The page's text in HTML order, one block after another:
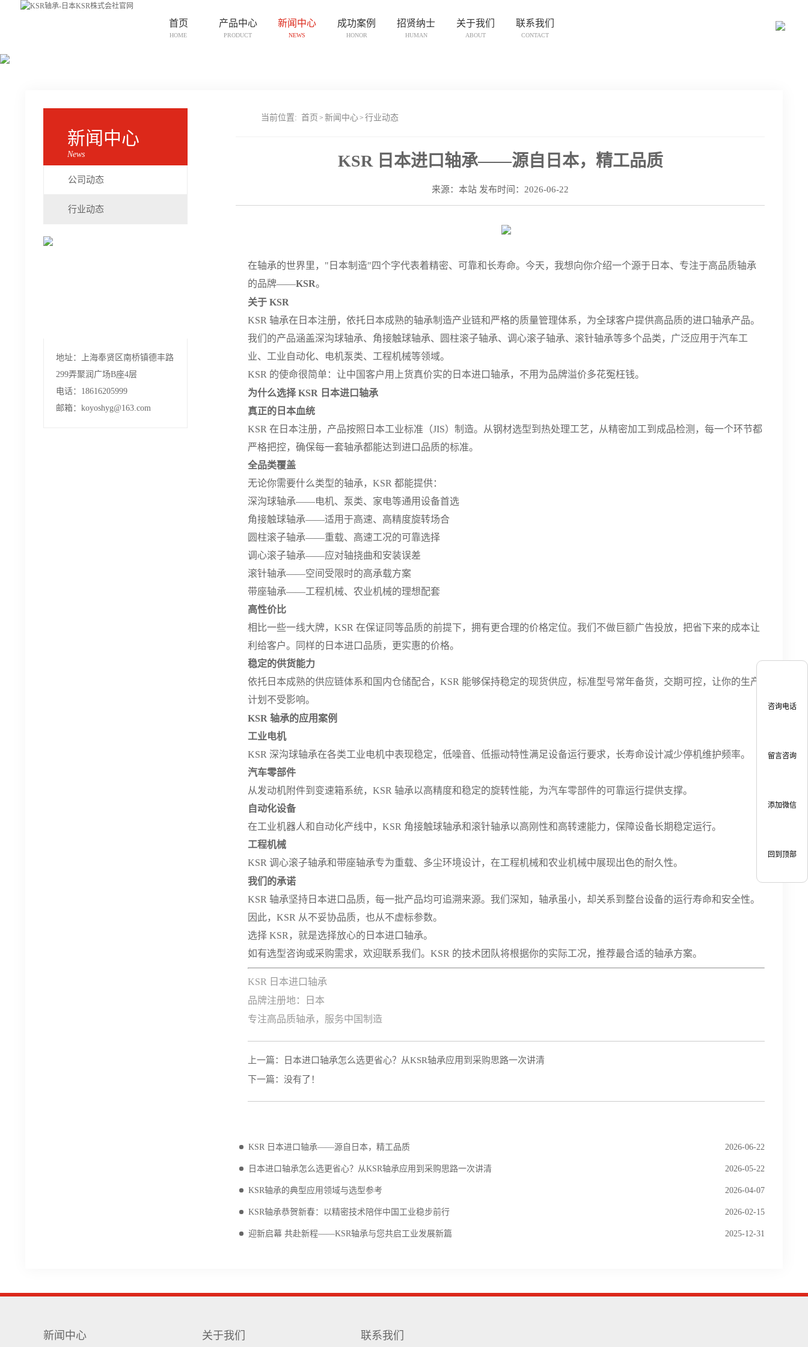
首页
HOME
产品中心
PRODUCT
新闻中心
NEWS
成功案例
HONOR
招贤纳士
HUMAN
关于我们
ABOUT
联系我们
CONTACT
新闻中心
News
公司动态
行业动态
地址：上海奉贤区南桥镇德丰路
299弄聚润广场B座4层
电话：18616205999
邮箱：koyoshyg@163.com
当前位置: 首页 > 新闻中心> 行业动态
KSR 日本进口轴承——源自日本，精工品质
来源：本站 发布时间：2026-06-22
在轴承的世界里，"日本制造"四个字代表着精密、可靠和长寿命。今天，我想向你介绍一个源于日本、专注于高品质轴承
的品牌——KSR。
关于 KSR
KSR 轴承在日本注册，依托日本成熟的轴承制造产业链和严格的质量管理体系，为全球客户提供高品质的进口轴承产品。
我们的产品涵盖深沟球轴承、角接触球轴承、圆柱滚子轴承、调心滚子轴承、滚针轴承等多个品类，广泛应用于汽车工
业、工业自动化、电机泵类、工程机械等领域。
KSR 的使命很简单：让中国客户用上货真价实的日本进口轴承，不用为品牌溢价多花冤枉钱。
为什么选择 KSR 日本进口轴承
真正的日本血统
KSR 在日本注册，产品按照日本工业标准（JIS）制造。从钢材选型到热处理工艺，从精密加工到成品检测，每一个环节都
严格把控，确保每一套轴承都能达到进口品质的标准。
全品类覆盖
无论你需要什么类型的轴承，KSR 都能提供：
深沟球轴承——电机、泵类、家电等通用设备首选
角接触球轴承——适用于高速、高精度旋转场合
圆柱滚子轴承——重载、高速工况的可靠选择
调心滚子轴承——应对轴挠曲和安装误差
滚针轴承——空间受限时的高承载方案
带座轴承——工程机械、农业机械的理想配套
高性价比
相比一些一线大牌，KSR 在保证同等品质的前提下，拥有更合理的价格定位。我们不做巨额广告投放，把省下来的成本让
利给客户。同样的日本进口品质，更实惠的价格。
稳定的供货能力
依托日本成熟的供应链体系和国内仓储配合，KSR 能够保持稳定的现货供应，标准型号常年备货，交期可控，让你的生产
计划不受影响。
KSR 轴承的应用案例
工业电机
KSR 深沟球轴承在各类工业电机中表现稳定，低噪音、低振动特性满足设备运行要求，长寿命设计减少停机维护频率。
汽车零部件
从发动机附件到变速箱系统，KSR 轴承以高精度和稳定的旋转性能，为汽车零部件的可靠运行提供支撑。
自动化设备
在工业机器人和自动化产线中，KSR 角接触球轴承和滚针轴承以高刚性和高转速能力，保障设备长期稳定运行。
工程机械
KSR 调心滚子轴承和带座轴承专为重载、多尘环境设计，在工程机械和农业机械中展现出色的耐久性。
我们的承诺
KSR 轴承坚持日本进口品质，每一批产品均可追溯来源。我们深知，轴承虽小，却关系到整台设备的运行寿命和安全性。
因此，KSR 从不妥协品质，也从不虚标参数。
选择 KSR，就是选择放心的日本进口轴承。
如有选型咨询或采购需求，欢迎联系我们。KSR 的技术团队将根据你的实际工况，推荐最合适的轴承方案。
KSR 日本进口轴承
品牌注册地：日本
专注高品质轴承，服务中国制造
上一篇：
日本进口轴承怎么选更省心？从KSR轴承应用到采购思路一次讲清
下一篇：没有了！
2026-06-22
KSR 日本进口轴承——源自日本，精工品质
2026-05-22
日本进口轴承怎么选更省心？从KSR轴承应用到采购思路一次讲清
2026-04-07
KSR轴承的典型应用领域与选型参考
2026-02-15
KSR轴承恭贺新春：以精密技术陪伴中国工业稳步前行
2025-12-31
迎新启幕 共赴新程——KSR轴承与您共启工业发展新篇
新闻中心 关于我们 联系我们
咨询电话
留言咨询
添加微信
回到顶部